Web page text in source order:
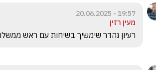
19:57 - 20.06.2025
מעין רזין
רעיון נהדר שימשיך בשיחות עם ראש